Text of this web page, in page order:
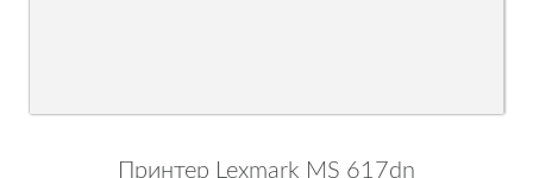
Принтер Lexmark MS 617dn